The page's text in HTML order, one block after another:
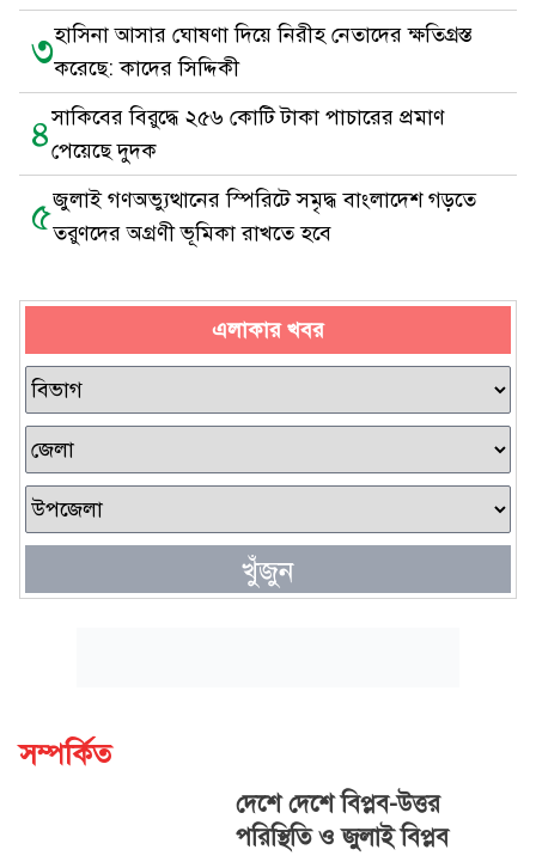
৩হাসিনা আসার ঘোষণা দিয়ে নিরীহ নেতাদের ক্ষতিগ্রস্ত
করেছে: কাদের সিদ্দিকী
৪সাকিবের বিরুদ্ধে ২৫৬ কোটি টাকা পাচারের প্রমাণ
পেয়েছে দুদক
৫জুলাই গণঅভ্যুত্থানের স্পিরিটে সমৃদ্ধ বাংলাদেশ গড়তে
তরুণদের অগ্রণী ভূমিকা রাখতে হবে
এলাকার খবর
খুঁজুন
সম্পর্কিত
দেশে দেশে বিপ্লব-উত্তর
পরিস্থিতি ও জুলাই বিপ্লব